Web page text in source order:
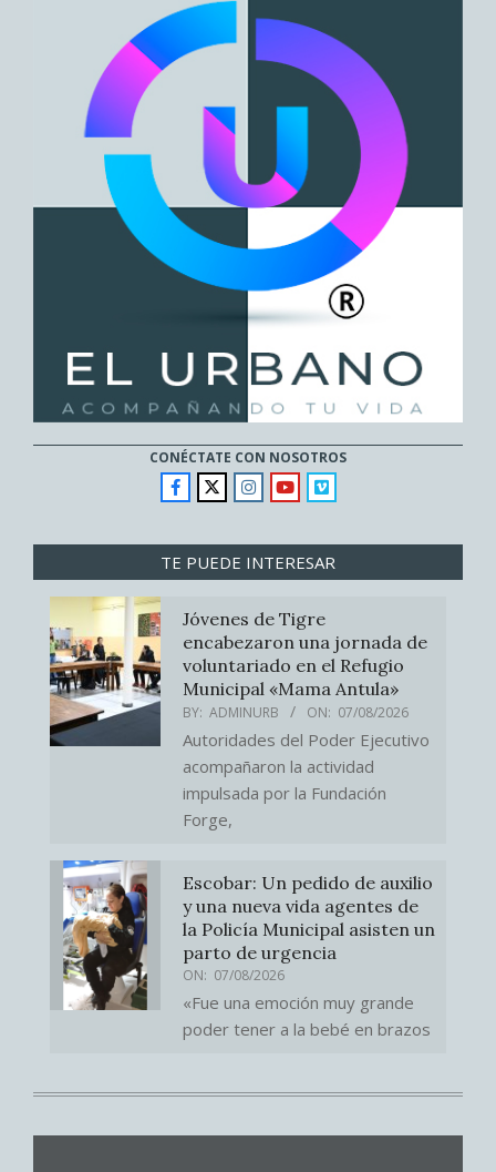
CONÉCTATE CON NOSOTROS
TE PUEDE INTERESAR
Jóvenes de Tigre
encabezaron una jornada de
voluntariado en el Refugio
Municipal «Mama Antula»
BY: ADMINURB ON: 07/08/2026
Autoridades del Poder Ejecutivo
acompañaron la actividad
impulsada por la Fundación
Forge,
Escobar: Un pedido de auxilio
y una nueva vida agentes de
la Policía Municipal asisten un
parto de urgencia
ON: 07/08/2026
«Fue una emoción muy grande
poder tener a la bebé en brazos